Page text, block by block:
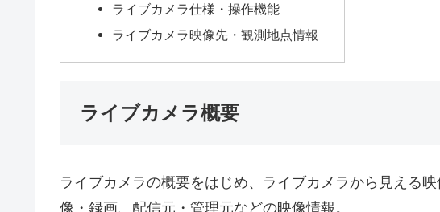
ライブカメラ仕様・操作機能
ライブカメラ映像先・観測地点情報
ライブカメラ概要
ライブカメラの概要をはじめ、ライブカメラから見える
像・録画、配信元・管理元などの映像情報。